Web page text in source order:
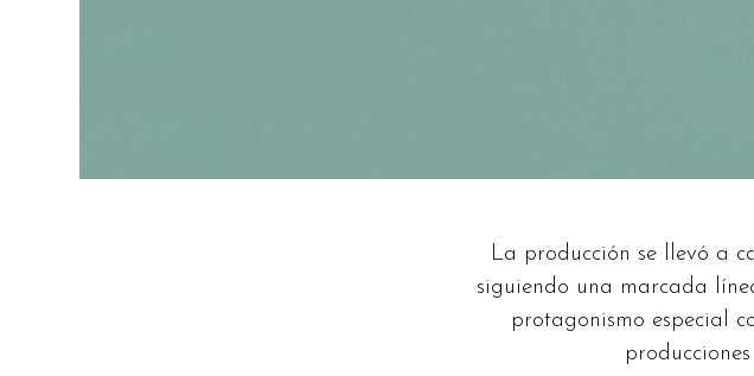
La producción se llevó a
siguiendo una marcada
protagonismo especial